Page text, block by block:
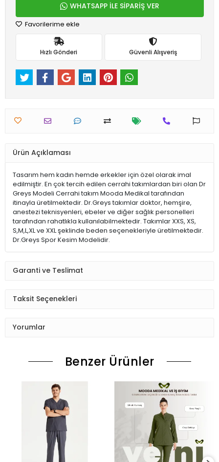
WHATSAPP İLE SİPARİŞ VER
Favorilerime ekle
Hızlı Gönderi Güvenli Alışveriş
Ürün Açıklaması
Tasarım hem kadın hemde erkekler için özel olarak imal
edilmiştir. En çok tercih edilen cerrahi takımlardan biri olan Dr
Greys Modeli Cerrahi takım Mooda Medikal tarafından
itinayla üretilmektedir. Dr.Greys takımlar doktor, hemşire,
anestezi teknisyenleri, ebeler ve diğer sağlık personelleri
tarafından rahatlıkla kullanılabilmektedir. Takımlar XXS, XS,
S,M,L,XL ve XXL şeklinde beden seçenekleriyle üretilmektedir.
Dr.Greys Spor Kesim Modelidir.
Garanti ve Teslimat
Taksit Seçenekleri
Yorumlar
Benzer Ürünler